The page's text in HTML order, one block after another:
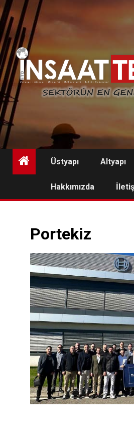
Skip
to
content
Üstyapı Altyapı
Hakkımızda
Portekiz